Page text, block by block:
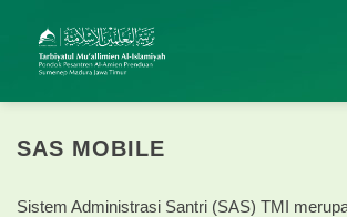
content
SAS MOBILE
Sistem Administrasi Santri (SAS) TMI